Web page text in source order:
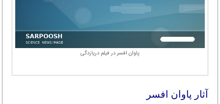
پاوان افسر در فیلم دریازدگی
آثار پاوان افسر